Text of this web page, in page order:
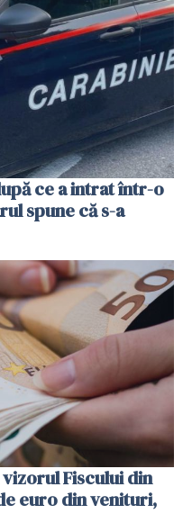
ce a intrat într-o
spune că s-a
Fiscului din
euro din venituri,